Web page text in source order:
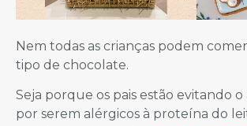
Nem todas as crianças podem
tipo de chocolate.
Seja porque os pais estão evitando o
por serem alérgicos à proteína do